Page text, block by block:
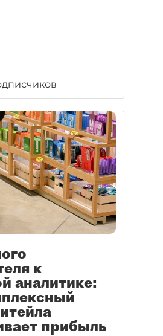
к
аналитике:
прибыль